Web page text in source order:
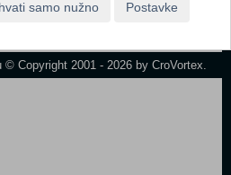
Copyright 2001 - 2026 by CroVortex.
samo nužno Postavke